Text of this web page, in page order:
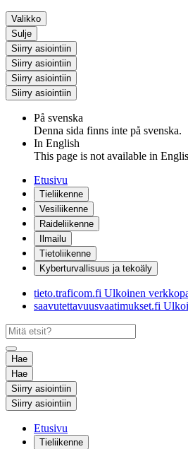
Valikko
Sulje
Siirry asiointiin
Siirry asiointiin
Siirry asiointiin
Siirry asiointiin
På svenska
Denna sida finns inte på svenska.
In English
This page is not available in
Etusivu
Tieliikenne
Vesiliikenne
Raideliikenne
Ilmailu
Tietoliikenne
Kyberturvallisuus ja tekoäly
tieto.traficom.fi Ulkoinen
saavutettavuusvaatimukset.fi
Hae
Hae
Siirry asiointiin
Siirry asiointiin
Etusivu
Tieliikenne